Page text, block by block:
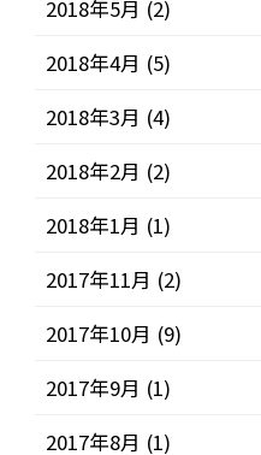
2018年5月 (2)
2018年4月 (5)
2018年3月 (4)
2018年2月 (2)
2018年1月 (1)
2017年11月 (2)
2017年10月 (9)
2017年9月 (1)
2017年8月 (1)